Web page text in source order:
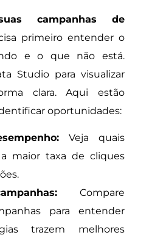
campanhas de
primeiro entender o
e o que não está.
Studio para visualizar
clara. Aqui estão
oportunidades:
Veja quais
maior taxa de cliques
Compare
para entender
trazem melhores